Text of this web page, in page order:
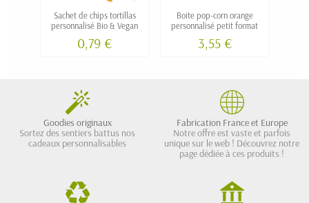
Sachet de chips tortillas
personnalisé Bio & Vegan
0,79 €
Boite pop-corn orange
personnalisé petit format
3,55 €
Goodies originaux
Sortez des sentiers battus nos
cadeaux personnalisables
Fabrication France et Europe
Notre offre est vaste et parfois
unique sur le web ! Découvrez notre
page dédiée à ces produits !